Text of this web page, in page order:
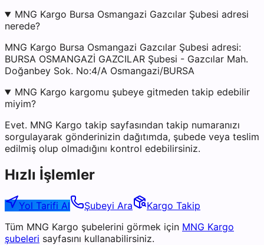
MNG Kargo Bursa Osmangazi Gazcılar Şubesi adresi
nerede?
MNG Kargo Bursa Osmangazi Gazcılar Şubesi adresi:
BURSA OSMANGAZİ GAZCILAR Şubesi - Gazcılar Mah.
Doğanbey Sok. No:4/A Osmangazi/BURSA
MNG Kargo kargomu şubeye gitmeden takip edebilir
miyim?
Evet. MNG Kargo takip sayfasından takip numaranızı
sorgulayarak gönderinizin dağıtımda, şubede veya teslim
edilmiş olup olmadığını kontrol edebilirsiniz.
Hızlı İşlemler
Yol Tarifi Al Şubeyi Ara
Kargo Takip
Tüm MNG Kargo şubelerini görmek için MNG Kargo
şubeleri sayfasını kullanabilirsiniz.